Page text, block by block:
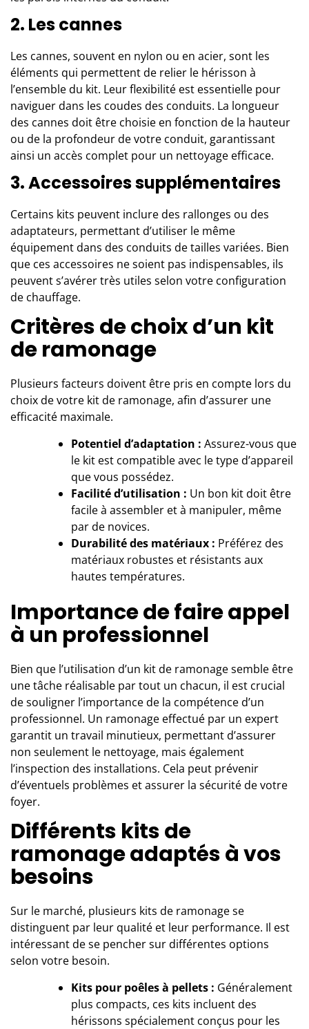
2. Les cannes
Les cannes, souvent en nylon ou en acier, sont les
éléments qui permettent de relier le hérisson à
l’ensemble du kit. Leur flexibilité est essentielle pour
naviguer dans les coudes des conduits. La longueur
des cannes doit être choisie en fonction de la hauteur
ou de la profondeur de votre conduit, garantissant
ainsi un accès complet pour un nettoyage efficace.
3. Accessoires supplémentaires
Certains kits peuvent inclure des rallonges ou des
adaptateurs, permettant d’utiliser le même
équipement dans des conduits de tailles variées. Bien
que ces accessoires ne soient pas indispensables, ils
peuvent s’avérer très utiles selon votre configuration
de chauffage.
Critères de choix d’un kit
de ramonage
Plusieurs facteurs doivent être pris en compte lors du
choix de votre kit de ramonage, afin d’assurer une
efficacité maximale.
Potentiel d’adaptation : Assurez-vous que
le kit est compatible avec le type d’appareil
que vous possédez.
Facilité d’utilisation : Un bon kit doit être
facile à assembler et à manipuler, même
par de novices.
Durabilité des matériaux : Préférez des
matériaux robustes et résistants aux
hautes températures.
Importance de faire appel
à un professionnel
Bien que l’utilisation d’un kit de ramonage semble être
une tâche réalisable par tout un chacun, il est crucial
de souligner l’importance de la compétence d’un
professionnel. Un ramonage effectué par un expert
garantit un travail minutieux, permettant d’assurer
non seulement le nettoyage, mais également
l’inspection des installations. Cela peut prévenir
d’éventuels problèmes et assurer la sécurité de votre
foyer.
Différents kits de
ramonage adaptés à vos
besoins
Sur le marché, plusieurs kits de ramonage se
distinguent par leur qualité et leur performance. Il est
intéressant de se pencher sur différentes options
selon votre besoin.
Kits pour poêles à pellets : Généralement
plus compacts, ces kits incluent des
hérissons spécialement conçus pour les